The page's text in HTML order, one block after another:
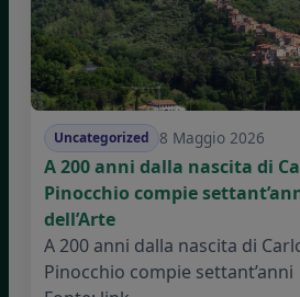
Uncategorized 8 Maggio 2026
A 200 anni dalla nascita di
Pinocchio compie
dell’Arte
A 200 anni dalla nascita di
Pinocchio compie